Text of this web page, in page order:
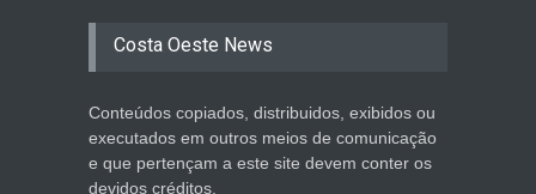
Costa Oeste News
Conteúdos copiados, distribuidos, exibidos ou
executados em outros meios de comunicação
e que pertençam a este site devem conter os
devidos créditos.